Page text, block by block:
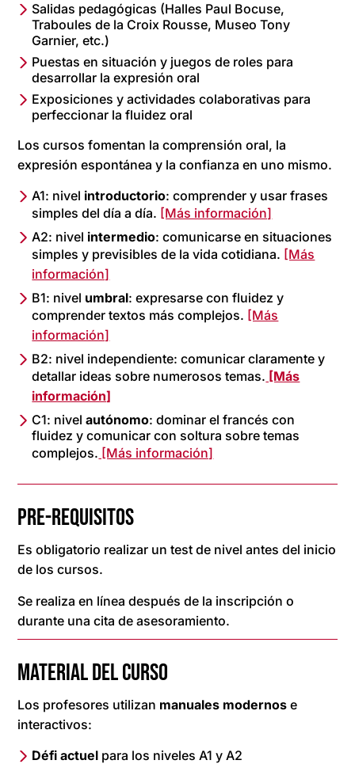
Salidas pedagógicas (Halles Paul Bocuse,
Traboules de la Croix Rousse, Museo Tony
Garnier, etc.)
Puestas en situación y juegos de roles para
desarrollar la expresión oral
Exposiciones y actividades colaborativas para
perfeccionar la fluidez oral
Los cursos fomentan la comprensión oral, la
expresión espontánea y la confianza en uno mismo.
A1: nivel introductorio: comprender y usar frases
simples del día a día. [Más información]
A2: nivel intermedio: comunicarse en situaciones
simples y previsibles de la vida cotidiana. [Más
información]
B1: nivel umbral: expresarse con fluidez y
comprender textos más complejos. [Más
información]
B2: nivel independiente: comunicar claramente y
detallar ideas sobre numerosos temas. [Más
información]
C1: nivelautónomo: dominar el francés con
fluidez y comunicar con soltura sobre temas
complejos. [Más información]
PRE-REQUISITOS
Es obligatorio realizar un test de nivel antes del inicio
de los cursos.
Se realiza en línea después de la inscripción o
durante una cita de asesoramiento.
MATERIAL DEL CURSO
Los profesores utilizan manuales modernos e
interactivos:
Défi actuel para los niveles A1 y A2